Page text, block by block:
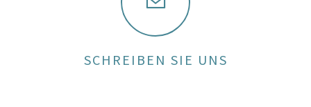
SCHREIBEN SIE UNS